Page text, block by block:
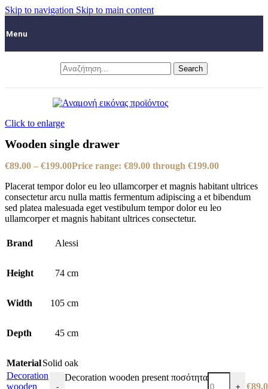
Skip to navigation Skip to main content
Menu
Search
Click to enlarge
Wooden single drawer
€89.00 – €199.00Price range: €89.00 through €199.00
Placerat tempor dolor eu leo ullamcorper et magnis habitant ultrices
consectetur arcu nulla mattis fermentum adipiscing a et bibendum
sed platea malesuada eget vestibulum tempor dolor eu leo
ullamcorper et magnis habitant ultrices consectetur.
Brand Alessi
Height 74 cm
Width 105 cm
Depth 45 cm
MaterialSolid oak
Decoration
wooden
-
Decoration wooden present ποσότητα
+ €